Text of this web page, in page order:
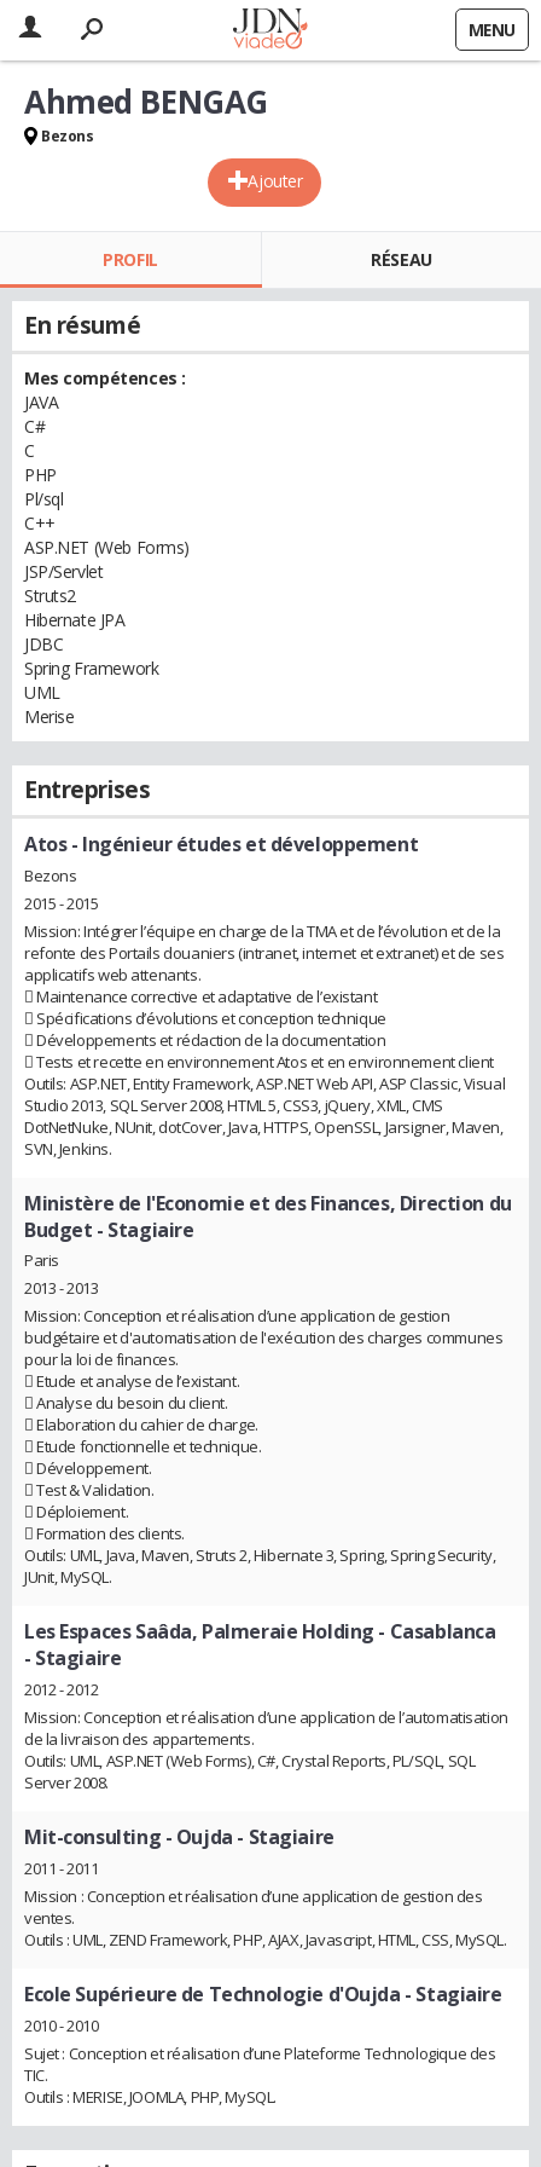
MENU
Ajouter
Ahmed BENGAG
Bezons
PROFIL RÉSEAU
En résumé
Mes compétences :
JAVA
C#
C
PHP
Pl/sql
C++
ASP.NET (Web Forms)
JSP/Servlet
Struts2
Hibernate JPA
JDBC
Spring Framework
UML
Merise
Entreprises
Atos- Ingénieur études et développement
Bezons
2015 - 2015
Mission: Intégrer l’équipe en charge de la TMA et de l’évolution et de la
refonte des Portails douaniers (intranet, internet et extranet) et de ses
applicatifs web attenants.
 Maintenance corrective et adaptative de l’existant
 Spécifications d’évolutions et conception technique
 Développements et rédaction de la documentation
 Tests et recette en environnement Atos et en environnement client
Outils: ASP.NET, Entity Framework, ASP.NET Web API, ASP Classic, Visual
Studio 2013, SQL Server 2008, HTML 5, CSS3, jQuery, XML, CMS
DotNetNuke, NUnit, dotCover, Java, HTTPS, OpenSSL, Jarsigner, Maven,
SVN, Jenkins.
Ministère de l'Economie et des Finances, Direction du
Budget - Stagiaire
Paris
2013 - 2013
Mission: Conception et réalisation d’une application de gestion
budgétaire et d'automatisation de l'exécution des charges communes
pour la loi de finances.
 Etude et analyse de l’existant.
 Analyse du besoin du client.
 Elaboration du cahier de charge.
 Etude fonctionnelle et technique.
 Développement.
 Test & Validation.
 Déploiement.
 Formation des clients.
Outils: UML, Java, Maven, Struts 2, Hibernate 3, Spring, Spring Security,
JUnit, MySQL.
Les Espaces Saâda, Palmeraie Holding - Casablanca
- Stagiaire
2012 - 2012
Mission: Conception et réalisation d’une application de l’automatisation
de la livraison des appartements.
Outils: UML, ASP.NET (Web Forms), C#, Crystal Reports, PL/SQL, SQL
Server 2008.
Mit-consulting - Oujda - Stagiaire
2011 - 2011
Mission : Conception et réalisation d’une application de gestion des
ventes.
Outils : UML, ZEND Framework, PHP, AJAX, Javascript, HTML, CSS, MySQL.
Ecole Supérieure de Technologie d'Oujda - Stagiaire
2010 - 2010
Sujet : Conception et réalisation d’une Plateforme Technologique des
TIC.
Outils : MERISE, JOOMLA, PHP, MySQL.